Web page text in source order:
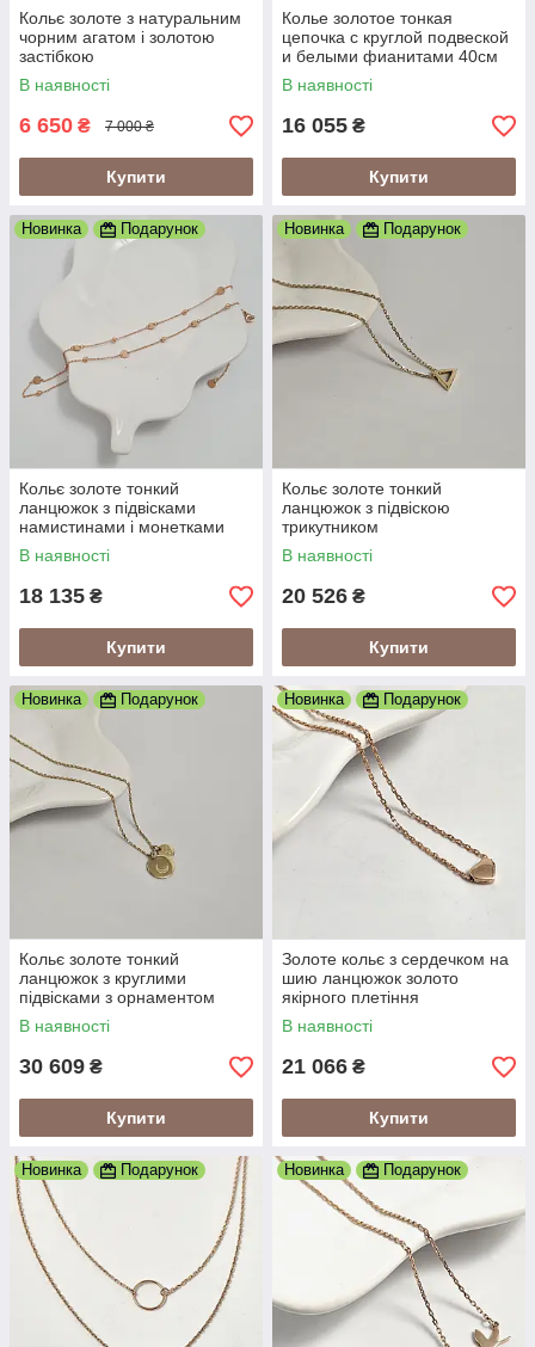
Кольє золоте з натуральним
чорним агатом і золотою
застібкою
В наявності
6 650 ₴ 7 000 ₴
Купити
Колье золотое тонкая
цепочка с круглой подвеской
и белыми фианитами 40см
В наявності
16 055 ₴
Купити
Новинка Подарунок
Кольє золоте тонкий
ланцюжок з підвісками
намистинами і монетками
2.79
В наявності
18 135 ₴
Купити
Новинка Подарунок
Кольє золоте тонкий
ланцюжок з підвіскою
трикутником
В наявності
20 526 ₴
Купити
Новинка Подарунок
Кольє золоте тонкий
ланцюжок з круглими
підвісками з орнаментом
В наявності
30 609 ₴
Купити
Новинка Подарунок
Золоте кольє з сердечком на
шию ланцюжок золото
якірного плетіння
В наявності
21 066 ₴
Купити
Новинка Подарунок Новинка Подарунок